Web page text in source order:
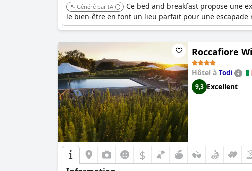
Généré par IA
Ce bed and breakfast propose une
le bien-être en font un lieu parfait pour une escapade
Roccafiore
Hôtel à Todi
9,3 Excellent
$